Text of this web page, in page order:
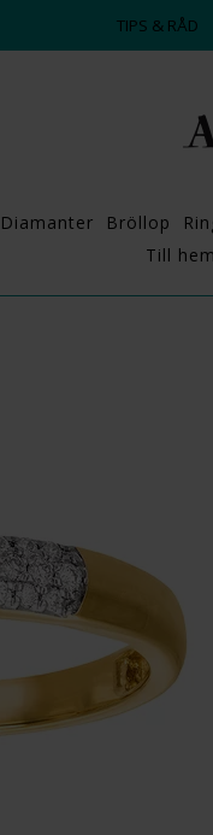
DAGS ATT POPPA?
TIPS & RÅD
Diamanter Bröllop
Till